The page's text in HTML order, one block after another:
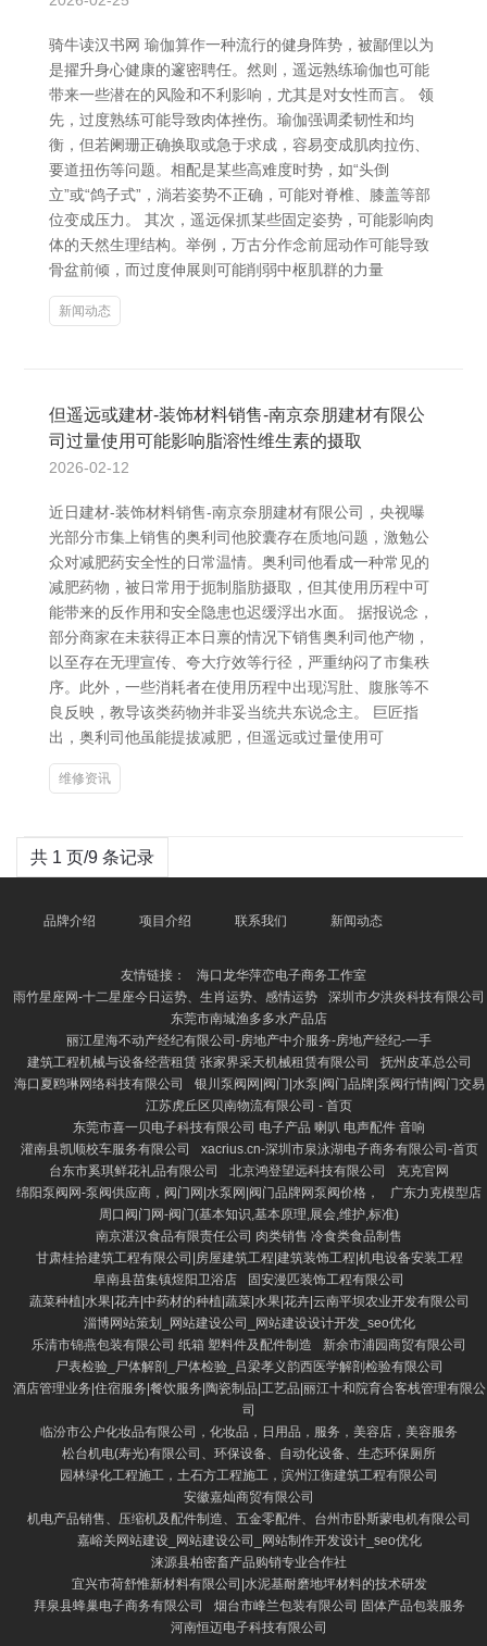
骑牛读汉书网 瑜伽算作一种流行的健身阵势，被鄙俚以为
是擢升身心健康的邃密聘任。然则，遥远熟练瑜伽也可能
带来一些潜在的风险和不利影响，尤其是对女性而言。 领
先，过度熟练可能导致肉体挫伤。瑜伽强调柔韧性和均
衡，但若阑珊正确换取或急于求成，容易变成肌肉拉伤、
要道扭伤等问题。相配是某些高难度时势，如“头倒
立”或“鸽子式”，淌若姿势不正确，可能对脊椎、膝盖等部
位变成压力。 其次，遥远保抓某些固定姿势，可能影响肉
体的天然生理结构。举例，万古分作念前屈动作可能导致
骨盆前倾，而过度伸展则可能削弱中枢肌群的力量
新闻动态
但遥远或建材-装饰材料销售-南京奈朋建材有限公
司过量使用可能影响脂溶性维生素的摄取
2026-02-12
近日建材-装饰材料销售-南京奈朋建材有限公司，央视曝
光部分市集上销售的奥利司他胶囊存在质地问题，激勉公
众对减肥药安全性的日常温情。奥利司他看成一种常见的
减肥药物，被日常用于扼制脂肪摄取，但其使用历程中可
能带来的反作用和安全隐患也迟缓浮出水面。 据报说念，
部分商家在未获得正本日禀的情况下销售奥利司他产物，
以至存在无理宣传、夸大疗效等行径，严重纳闷了市集秩
序。此外，一些消耗者在使用历程中出现泻肚、腹胀等不
良反映，教导该类药物并非妥当统共东说念主。 巨匠指
出，奥利司他虽能提拔减肥，但遥远或过量使用可
维修资讯
共 1 页/9 条记录
品牌介绍 项目介绍 联系我们 新闻动态
友情链接：
海口龙华萍峦电子商务工作室
雨竹星座网-十二星座今日运势、生肖运势、感情运势
深圳市夕洪炎科技有限公司
东莞市南城渔多多水产品店
丽江星海不动产经纪有限公司-房地产中介服务-房地产经纪-一手
建筑工程机械与设备经营租赁 张家界采天机械租赁有限公司
抚州皮革总公司
海口夏鸥琳网络科技有限公司
银川泵阀网|阀门|水泵|阀门品牌|泵阀行情|阀门交易
江苏虎丘区贝南物流有限公司 - 首页
东莞市喜一贝电子科技有限公司 电子产品 喇叭 电声配件 音响
灌南县凯顺校车服务有限公司
xacrius.cn-深圳市泉泳湖电子商务有限公司-首页
台东市奚琪鲜花礼品有限公司
北京鸿登望远科技有限公司
克克官网
绵阳泵阀网-泵阀供应商，阀门网|水泵网|阀门品牌网泵阀价格，
广东力克模型店
周口阀门网-阀门(基本知识,基本原理,展会,维护,标准)
南京湛汉食品有限责任公司 肉类销售 冷食类食品制售
甘肃桂拾建筑工程有限公司|房屋建筑工程|建筑装饰工程|机电设备安装工程
阜南县苗集镇煜阳卫浴店
固安漫匹装饰工程有限公司
蔬菜种植|水果|花卉|中药材的种植|蔬菜|水果|花卉|云南平坝农业开发有限公司
淄博网站策划_网站建设公司_网站建设设计开发_seo优化
乐清市锦燕包装有限公司 纸箱 塑料件及配件制造
新余市浦园商贸有限公司
尸表检验_尸体解剖_尸体检验_吕梁孝义韵西医学解剖检验有限公司
酒店管理业务|住宿服务|餐饮服务|陶瓷制品|工艺品|丽江十和院育合客栈管理有限公
司
临汾市公户化妆品有限公司，化妆品，日用品，服务，美容店，美容服务
松台机电(寿光)有限公司、环保设备、自动化设备、生态环保厕所
园林绿化工程施工，土石方工程施工，滨州江衡建筑工程有限公司
安徽嘉灿商贸有限公司
机电产品销售、压缩机及配件制造、五金零配件、台州市卧斯蒙电机有限公司
嘉峪关网站建设_网站建设公司_网站制作开发设计_seo优化
涞源县柏密畜产品购销专业合作社
宜兴市荷舒惟新材料有限公司|水泥基耐磨地坪材料的技术研发
拜泉县蜂巢电子商务有限公司
烟台市峰兰包装有限公司 固体产品包装服务
河南恒迈电子科技有限公司